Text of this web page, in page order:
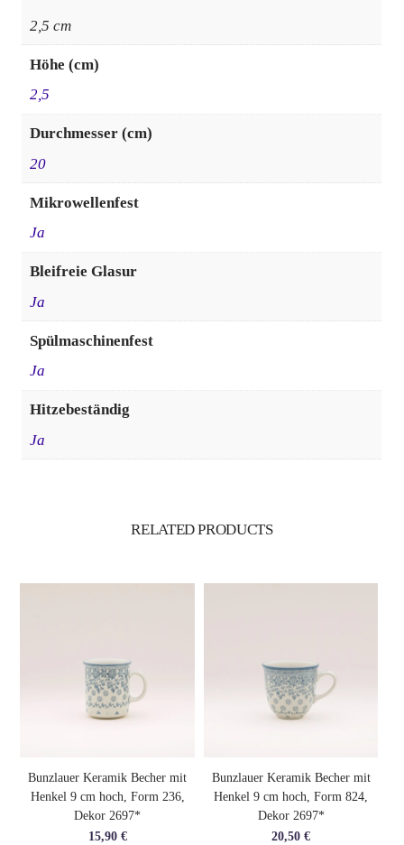
2,5 cm
Höhe (cm)
2,5
Durchmesser (cm)
20
Mikrowellenfest
Ja
Bleifreie Glasur
Ja
Spülmaschinenfest
Ja
Hitzebeständig
Ja
RELATEDPRODUCTS
Bunzlauer Keramik Becher mit
Henkel 9 cm hoch, Form 236,
Dekor 2697*
15,90 €
Bunzlauer Keramik Becher mit
Henkel 9 cm hoch, Form 824,
Dekor 2697*
20,50€